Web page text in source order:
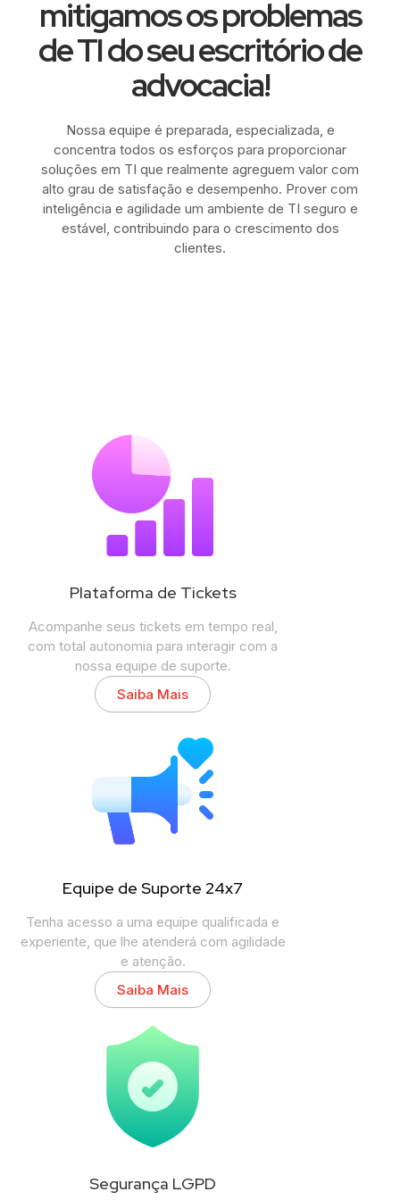
mitigamos os problemas
de TI do seu escritório de
advocacia!
Nossa equipe é preparada, especializada, e
concentra todos os esforços para proporcionar
soluções em TI que realmente agreguem valor com
alto grau de satisfação e desempenho. Prover com
inteligência e agilidade um ambiente de TI seguro e
estável, contribuindo para o crescimento dos
clientes.
Plataforma de Tickets
Acompanhe seus tickets em tempo real,
com total autonomia para interagir com a
nossa equipe de suporte.
Saiba Mais
Equipe de Suporte 24x7
Tenha acesso a uma equipe qualificada e
experiente, que lhe atenderá com agilidade
e atenção.
Saiba Mais
Segurança LGPD